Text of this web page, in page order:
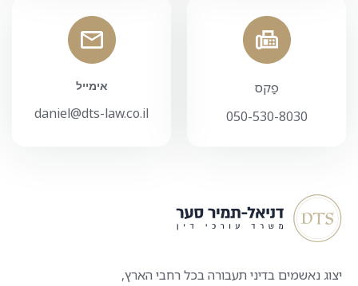
פַקס
050-530-8030
אימייל
daniel@dts-law.co.il
יצוג נאשמים בדיני תעבורה בכל רחבי הארץ,